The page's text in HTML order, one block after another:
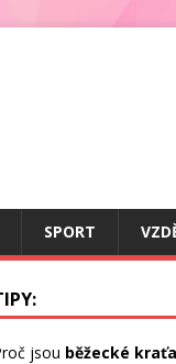
SPORT
jsou běžecké